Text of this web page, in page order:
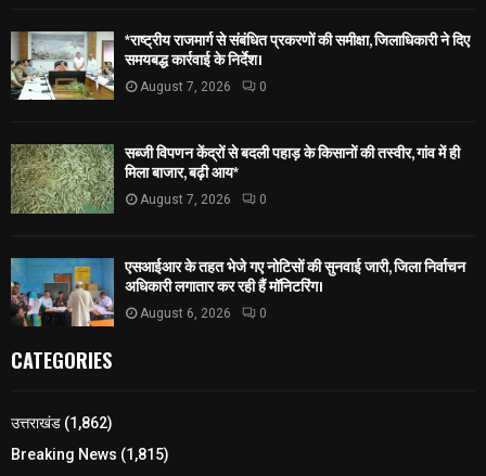
*राष्ट्रीय राजमार्ग से संबंधित प्रकरणों की समीक्षा, जिलाधिकारी ने दिए
समयबद्ध कार्रवाई के निर्देश।
August 7, 2026 0
सब्जी विपणन केंद्रों से बदली पहाड़ के किसानों की तस्वीर, गांव में ही
मिला बाजार, बढ़ी आय*
August 7, 2026 0
एसआईआर के तहत भेजे गए नोटिसों की सुनवाई जारी, जिला निर्वाचन
अधिकारी लगातार कर रही हैं मॉनिटरिंग।
August 6, 2026 0
CATEGORIES
उत्तराखंड (1,862)
Breaking News (1,815)